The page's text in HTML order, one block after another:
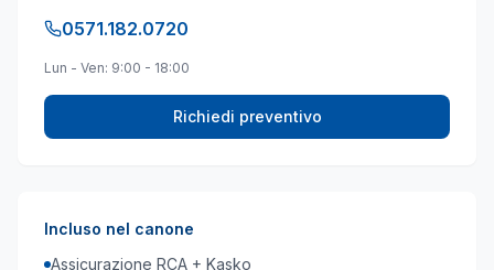
0571.182.0720
Lun - Ven: 9:00 - 18:00
Richiedi preventivo
Incluso nel canone
Assicurazione RCA + Kasko